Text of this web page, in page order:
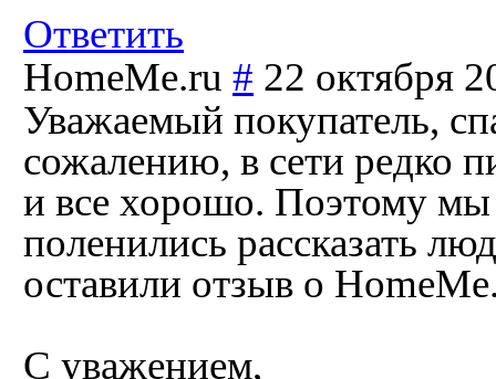
Ответить
HomeMe.ru # 22 октября
Уважаемый покупатель,
сожалению, в сети редко
и все хорошо. Поэтому
поленились рассказать
оставили отзыв о
С уважением,